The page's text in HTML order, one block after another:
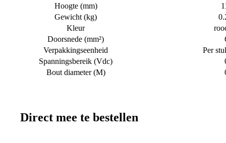
Hoogte (mm)
Gewicht (kg)
Kleur
Doorsnede (mm²)
Verpakkingseenheid
Per
Spanningsbereik (Vdc)
Bout diameter (M)
Direct mee te bestellen